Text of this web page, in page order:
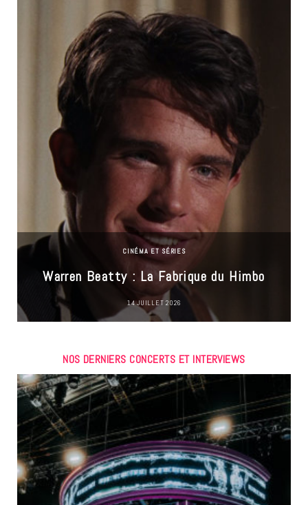
CINÉMA ET SÉRIES
Warren Beatty : La Fabrique du Himbo
14 JUILLET 2026
NOS DERNIERS CONCERTS ET INTERVIEWS